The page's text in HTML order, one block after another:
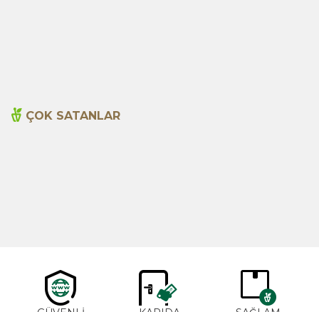
ÇOK SATANLAR